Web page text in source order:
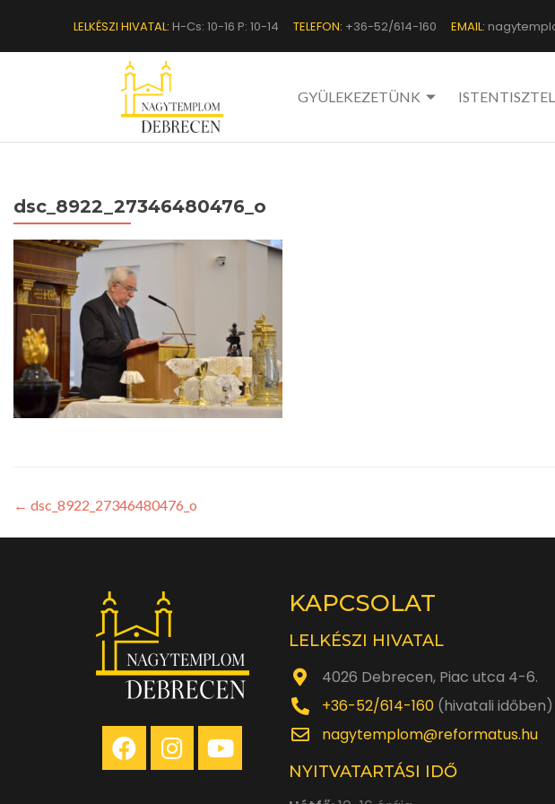
LELKÉSZI HIVATAL: H-Cs: 10-16 P: 10-14 TELEFON: +36-52/614-160 EMAIL:
GYÜLEKEZETÜNK
dsc_8922_27346480476_o
← dsc_8922_27346480476_o
KAPCSOLAT
LELKÉSZI HIVATAL
4026 Debrecen, Piac utca 4-6.
+36-52/614-160 (hivatali időben)
nagytemplom@reformatus.hu
NYITVATARTÁSI IDŐ